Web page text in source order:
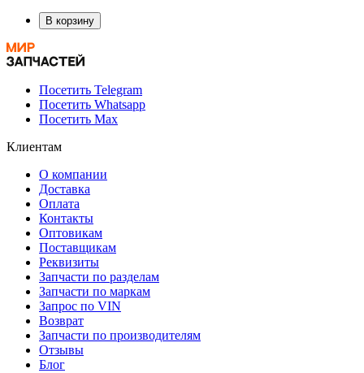
В корзину
Посетить Telegram
Посетить Whatsapp
Посетить Max
Клиентам
О компании
Доставка
Оплата
Контакты
Оптовикам
Поставщикам
Реквизиты
Запчасти по разделам
Запчасти по маркам
Запрос по VIN
Возврат
Запчасти по производителям
Отзывы
Блог